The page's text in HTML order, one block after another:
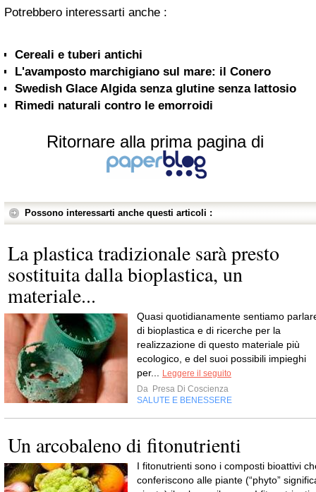
Potrebbero interessarti anche :
Cereali e tuberi antichi
L'avamposto marchigiano sul mare: il Conero
Swedish Glace Algida senza glutine senza lattosio
Rimedi naturali contro le emorroidi
Ritornare alla prima pagina di
Possono interessarti anche questi articoli :
La plastica tradizionale sarà presto
sostituita dalla bioplastica, un
materiale...
Quasi quotidianamente sentiamo
di bioplastica e di ricerche per la
realizzazione di questo materiale più
ecologico, e del suoi possibili impieghi
per...
Leggere il seguito
Da Presa Di Coscienza
SALUTE E BENESSERE
Un arcobaleno di fitonutrienti
I fitonutrienti sono i composti bioattivi
conferiscono alle piante (“phyto”